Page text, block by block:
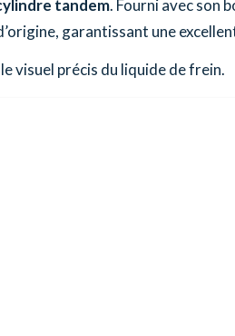
tandem. Fourni avec son
garantissant une
visuel précis du liquide de frein.